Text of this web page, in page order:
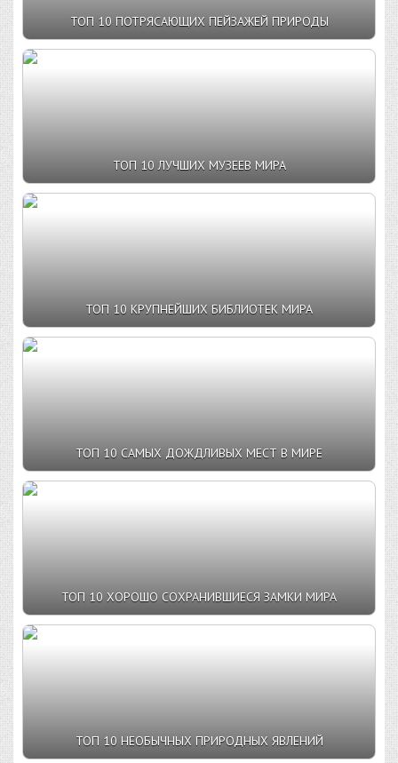
ТОП 10 ПОТРЯСАЮЩИХ ПЕЙЗАЖЕЙ ПРИРОДЫ
ТОП 10 ЛУЧШИХ МУЗЕЕВ МИРА
ТОП 10 КРУПНЕЙШИХ БИБЛИОТЕК МИРА
ТОП 10 САМЫХ ДОЖДЛИВЫХ МЕСТ В МИРЕ
ТОП 10 ХОРОШО СОХРАНИВШИЕСЯ ЗАМКИ МИРА
ТОП 10 НЕОБЫЧНЫХ ПРИРОДНЫХ ЯВЛЕНИЙ